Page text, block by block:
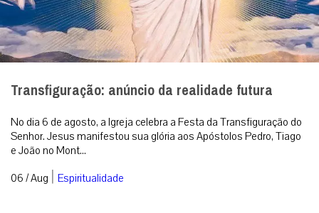
Transfiguração: anúncio da realidade futura
No dia 6 de agosto, a Igreja celebra a Festa da Transfiguração do
Senhor. Jesus manifestou sua glória aos Apóstolos Pedro, Tiago
e João no Mont...
06 / Aug | Espiritualidade